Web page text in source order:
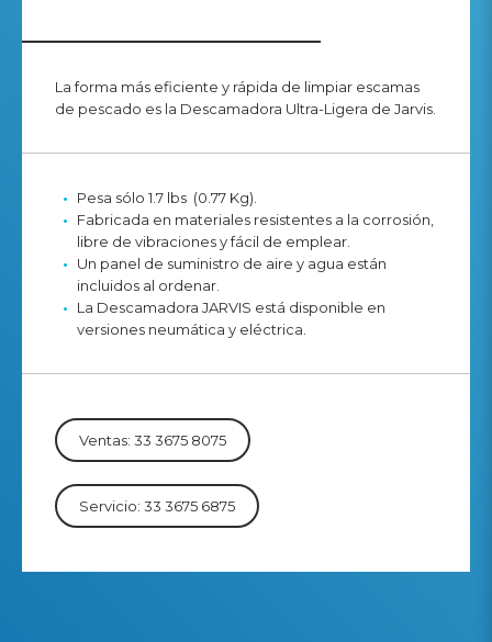
La forma más eficiente y rápida de limpiar escamas
de pescado es la Descamadora Ultra-Ligera de Jarvis.
Pesa sólo 1.7 lbs (0.77 Kg).
Fabricada en materiales resistentes a la corrosión,
libre de vibraciones y fácil de emplear.
Un panel de suministro de aire y agua están
incluidos al ordenar.
La Descamadora JARVIS está disponible en
versiones neumática y eléctrica.
Ventas: 33 3675 8075
Servicio: 33 3675 6875